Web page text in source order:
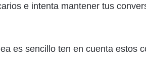
e intenta mantener tus
es sencillo ten en cuenta estos